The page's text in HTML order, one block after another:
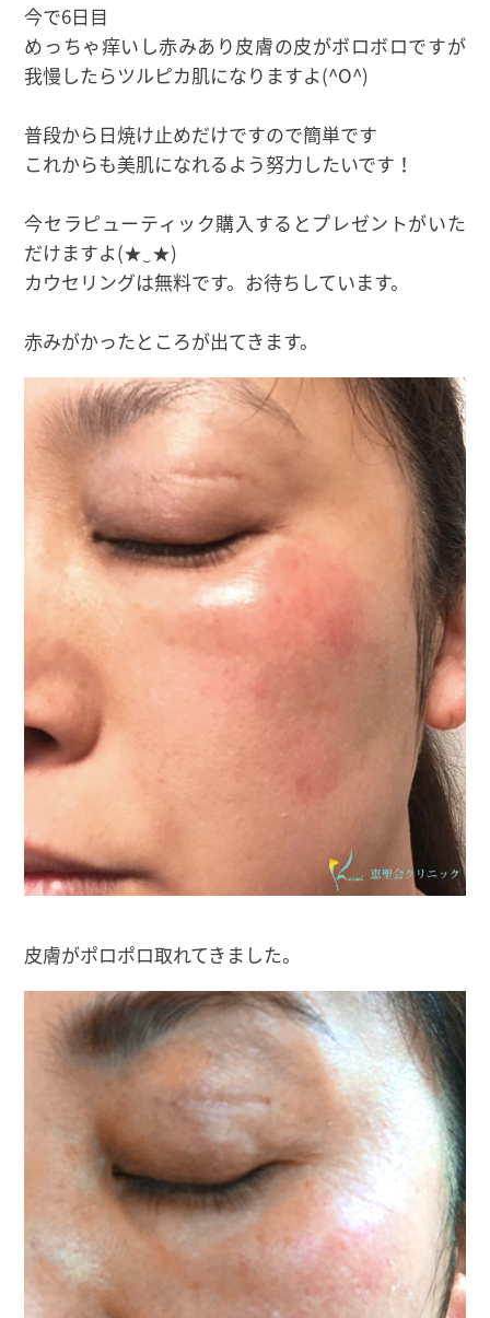
今で6日目
めっちゃ痒いし赤みあり皮膚の皮がボロボロですが
我慢したらツルピカ肌になりますよ(^O^)
普段から日焼け止めだけですので簡単です
これからも美肌になれるよう努力したいです！
今セラピューティック購入するとプレゼントがいた
だけますよ(★‿★)
カウセリングは無料です。お待ちしています。
赤みがかったところが出てきます。
皮膚がポロポロ取れてきました。